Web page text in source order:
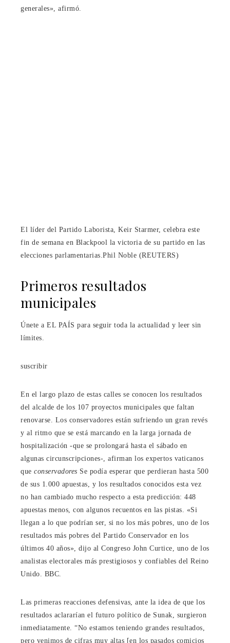
generales», afirmó.
El líder del Partido Laborista, Keir Starmer, celebra este
fin de semana en Blackpool la victoria de su partido en las
elecciones parlamentarias. Phil Noble (REUTERS)
Primeros resultados
municipales
Únete a EL PAÍS para seguir toda la actualidad y leer sin
límites.
suscribir
En el largo plazo de estas calles se conocen los resultados
del alcalde de los 107 proyectos municipales que faltan
renovarse. Los conservadores están sufriendo un gran revés
y al ritmo que se está marcando en la larga jornada de
hospitalización -que se prolongará hasta el sábado en
algunas circunscripciones-, afirman los expertos vaticanos
que conservadores Se podía esperar que perdieran hasta 500
de sus 1.000 apuestas, y los resultados conocidos esta vez
no han cambiado mucho respecto a esta predicción: 448
apuestas menos, con algunos recuentos en las pistas. «Si
llegan a lo que podrían ser, si no los más pobres, uno de los
resultados más pobres del Partido Conservador en los
últimos 40 años», dijo al Congreso John Curtice, uno de los
analistas electorales más prestigiosos y confiables del Reino
Unido. BBC.
Las primeras reacciones defensivas, ante la idea de que los
resultados aclararían el futuro político de Sunak, surgieron
inmediatamente. “No estamos teniendo grandes resultados,
pero venimos de cifras muy altas [en los pasados comicios